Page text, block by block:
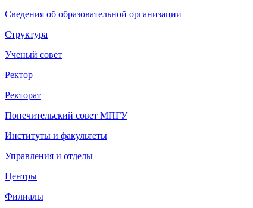
Сведения об образовательной организации
Структура
Ученый совет
Ректор
Ректорат
Попечительский совет МПГУ
Институты и факультеты
Управления и отделы
Центры
Филиалы